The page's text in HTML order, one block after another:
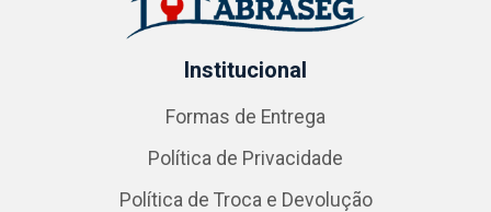
Institucional
Formas de Entrega
Política de Privacidade
Política de Troca e Devolução